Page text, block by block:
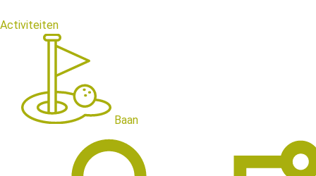
Activiteiten
Baan